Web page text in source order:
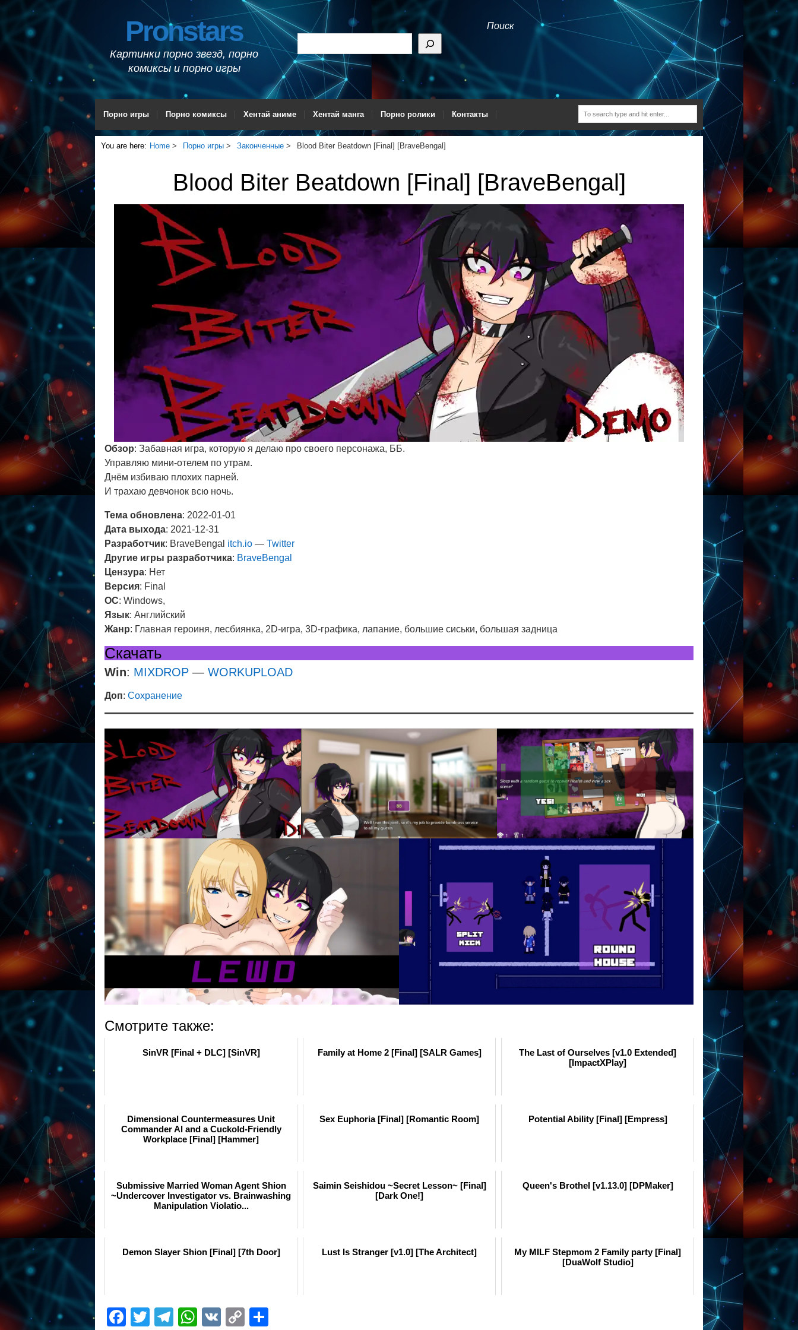
Pronstars
Картинки порно звезд, порно
комиксы и порно игры
Поиск
Порно игры Порно комиксы Хентай аниме Хентай манга Порно ролики Контакты
You are here: Home Порно игры Законченные Blood Biter Beatdown [Final] [BraveBengal]
Blood Biter Beatdown [Final] [BraveBengal]
Обзор: Забавная игра, которую я делаю про своего персонажа, ББ.
Управляю мини-отелем по утрам.
Днём избиваю плохих парней.
И трахаю девчонок всю ночь.
Тема обновлена: 2022-01-01
Дата выхода: 2021-12-31
Разработчик: BraveBengal itch.io — Twitter
Другие игры разработчика: BraveBengal
Цензура: Нет
Версия: Final
ОС: Windows,
Язык: Английский
Жанр: Главная героиня, лесбиянка, 2D-игра, 3D-графика, лапание, большие сиськи, большая задница
Скачать
Win: MIXDROP — WORKUPLOAD
Доп: Сохранение
Смотрите также:
SinVR [Final + DLC] [SinVR] Family at Home 2 [Final] [SALR Games]
The Last of Ourselves [v1.0 Extended]
[ImpactXPlay]
Dimensional Countermeasures Unit
Commander Al and a Cuckold-Friendly
Workplace [Final] [Hammer]
Sex Euphoria [Final] [Romantic Room] Potential Ability [Final] [Empress]
Submissive Married Woman Agent Shion
~Undercover Investigator vs. Brainwashing
Manipulation Violatio...
Saimin Seishidou ~Secret Lesson~ [Final]
[Dark One!]
Queen's Brothel [v1.13.0] [DPMaker]
Demon Slayer Shion [Final] [7th Door] Lust Is Stranger [v1.0] [The Architect]
My MILF Stepmom 2 Family party [Final]
[DuaWolf Studio]
Facebook
TwitterTelegram
WhatsApp
VK Copy